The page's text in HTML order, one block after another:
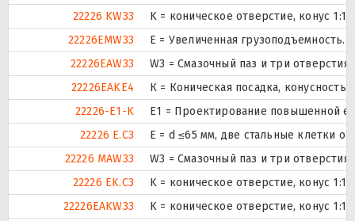
22226 KW33
K = коническое отверстие, конус
22226EMW33
E = Увеличенная
22226EAW33
W3 = Смазочный паз и три
22226EAKE4
К = Коническая посадка, конусность
22226-E1-K
E1 = Проектирование повышенной
22226 E.C3
E = d ≤65 мм, две стальные клетки
22226 MAW33
W3 = Смазочный паз и три
22226 EK.C3
K = коническое отверстие, конус
22226EAKW33
K = коническое отверстие, конус